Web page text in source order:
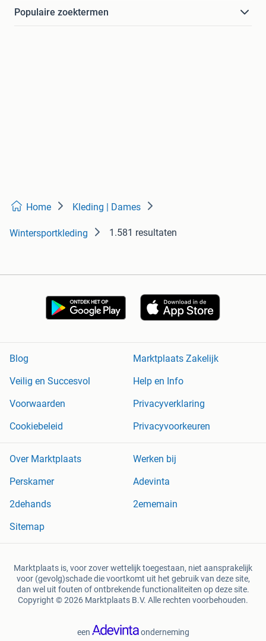
Populaire zoektermen
Home Kleding | Dames
Wintersportkleding 1.581 resultaten
Blog
Marktplaats Zakelijk
Veilig en Succesvol
Help en Info
Voorwaarden
Privacyverklaring
Cookiebeleid
Privacyvoorkeuren
Over Marktplaats
Werken bij
Perskamer
Adevinta
2dehands
2ememain
Sitemap
Marktplaats is, voor zover wettelijk toegestaan, niet aansprakelijk
voor (gevolg)schade die voortkomt uit het gebruik van deze site,
dan wel uit fouten of ontbrekende functionaliteiten op deze site.
Copyright © 2026 Marktplaats B.V. Alle rechten voorbehouden.
een onderneming